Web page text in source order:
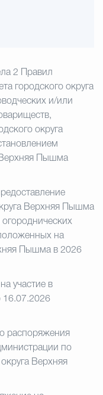
2 Правил
городского округа
и/или
округа
Верхняя Пышма
Верхняя Пышма
на
Пышма в 2026
участие в
16.07.2026
распоряжения
по
Верхняя